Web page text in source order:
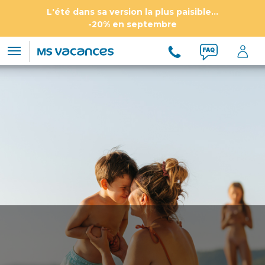
L'été dans sa version la plus paisible...
-20% en septembre